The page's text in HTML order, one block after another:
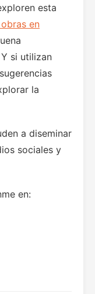
esta
obras en
si utilizan
la
a diseminar
sociales y
en: